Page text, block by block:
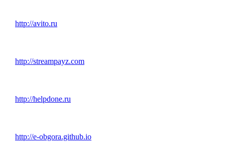
http://avito.ru
http://streampayz.com
http://helpdone.ru
http://e-obgora.github.io